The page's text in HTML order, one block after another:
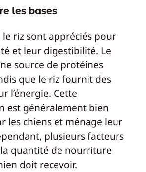
les bases
riz sont appréciés pour
et leur digestibilité. Le
source de protéines
que le riz fournit des
l’énergie. Cette
est généralement bien
les chiens et ménage leur
plusieurs facteurs
quantité de nourriture
doit recevoir.